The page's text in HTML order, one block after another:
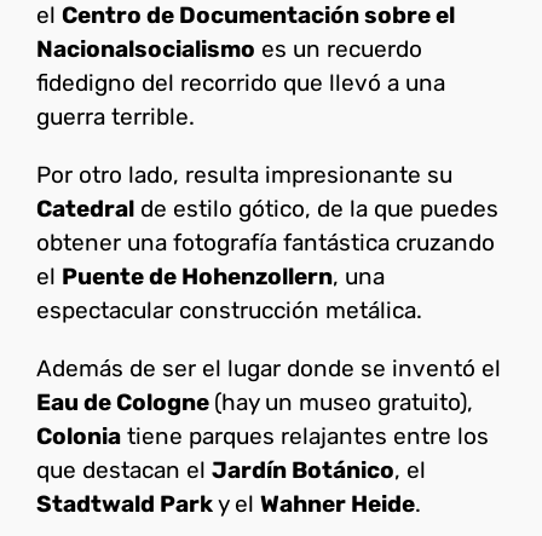
el Centro de Documentación sobre el
Nacionalsocialismo es un recuerdo
fidedigno del recorrido que llevó a una
guerra terrible.
Por otro lado, resulta impresionante su
Catedral de estilo gótico, de la que puedes
obtener una fotografía fantástica cruzando
el Puente de Hohenzollern, una
espectacular construcción metálica.
Además de ser el lugar donde se inventó el
Eau de Cologne (hay un museo gratuito),
Colonia tiene parques relajantes entre los
que destacan el Jardín Botánico, el
Stadtwald Parky el Wahner Heide.